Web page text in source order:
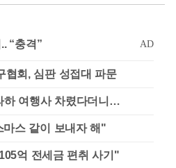
회, 심판 성접대 파문
하 여행사 차렸다더니…
스 같이 보내자 해"
억 전세금 편취 사기"